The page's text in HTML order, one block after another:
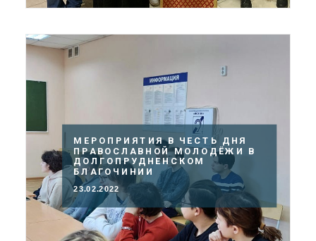
МЕРОПРИЯТИЯ В ЧЕСТЬ ДНЯ
ПРАВОСЛАВНОЙ МОЛОДЁЖИ В
ДОЛГОПРУДНЕНСКОМ
БЛАГОЧИНИИ
23.02.2022